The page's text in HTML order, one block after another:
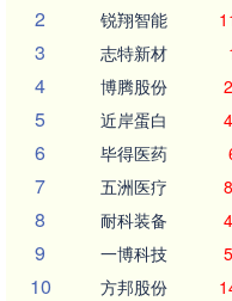
2 锐翔智能
3 志特新材
4 博腾股份
5 近岸蛋白
6 毕得医药
7 五洲医疗
8 耐科装备
9 一博科技
10 方邦股份